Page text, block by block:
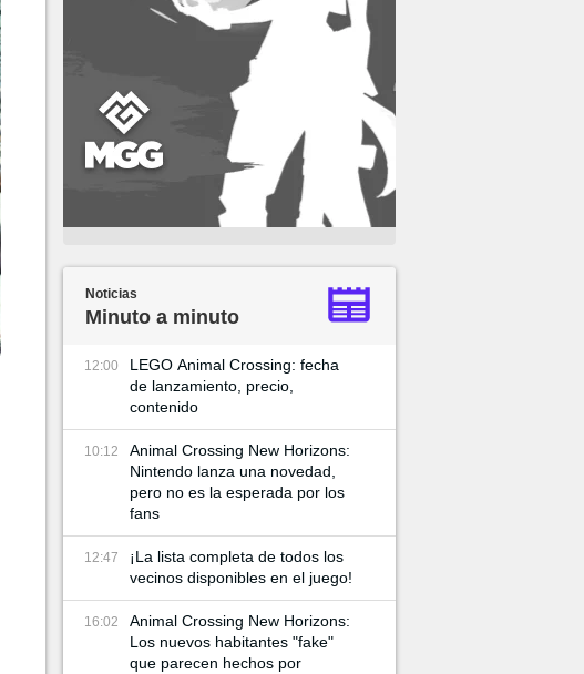
Noticias
Minuto a minuto
12:00
LEGO Animal Crossing: fecha
de lanzamiento, precio,
contenido
10:12
Animal Crossing New Horizons:
Nintendo lanza una novedad,
pero no es la esperada por los
fans
12:47
¡La lista completa de todos los
vecinos disponibles en el juego!
16:02
Animal Crossing New Horizons:
Los nuevos habitantes "fake"
que parecen hechos por